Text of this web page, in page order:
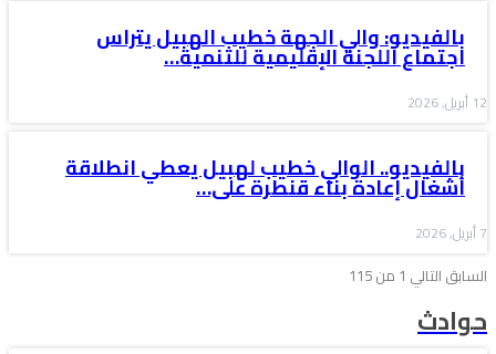
بالفيديو: والي الجهة خطيب الهبيل يتراس
اجتماع اللجنة الإقليمية للتنمية…
12 أبريل, 2026
بالفيديو.. الوالي خطيب لهبيل يعطي انطلاقة
أشغال إعادة بناء قنطرة على…
7 أبريل, 2026
السابق التالي 1 من 115
حوادث